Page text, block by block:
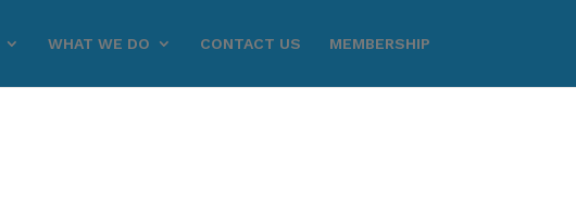
WHAT WE DO CONTACT US MEMBERSHIP